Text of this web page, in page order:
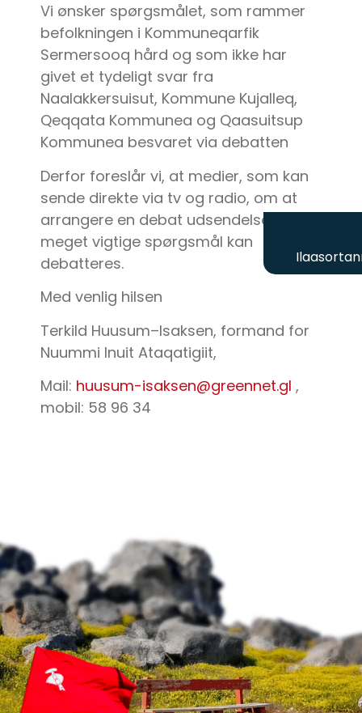
Vi ønsker spørgsmålet, som rammer
befolkningen i Kommuneqarfik
Sermersooq hård og som ikke har
givet et tydeligt svar fra
Naalakkersuisut, Kommune Kujalleq,
Qeqqata Kommunea og Qaasuitsup
Kommunea besvaret via debatten
Derfor foreslår vi, at medier, som kan
sende direkte via tv og radio, om at
arrangere en debat udsendelse, da
meget vigtige spørgsmål kan
debatteres.
Med venlig hilsen
Terkild Huusum–Isaksen, formand for
Nuummi Inuit Ataqatigiit,
Mail: huusum-isaksen@greennet.gl ,
mobil: 58 96 34